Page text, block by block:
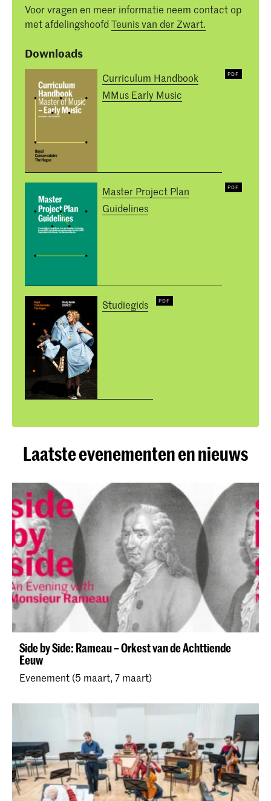
Voor vragen en meer informatie neem contact op
met afdelingshoofdTeunis van der Zwart.
Downloads
Curriculum Handbook
MMus Early Music
Master Project Plan
Guidelines
Studiegids
Laatste evenementen en nieuws
Side by Side: Rameau – Orkest van de Achttiende
Eeuw
Evenement (5 maart, 7 maart)